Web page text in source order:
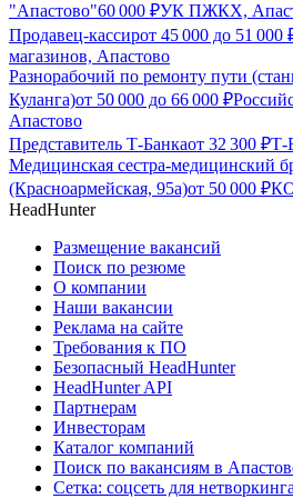
"Апастово"60 000 ₽УК ПЖКХ,
Продавец-кассирот 45 000 до 51 000
магазинов, Апастово
Разнорабочий по ремонту пути
Куланга)от 50 000 до 66 000 ₽
Апастово
Представитель Т-Банкаот 32 300 ₽Т-
Медицинская сестра-медицинский
(Красноармейская, 95а)от 50 000 ₽
HeadHunter
Размещение вакансий
Поиск по резюме
О компании
Наши вакансии
Реклама на сайте
Требования к ПО
Безопасный HeadHunter
HeadHunter API
Партнерам
Инвесторам
Каталог компаний
Поиск по вакансиям в
Сетка: соцсеть для нетворкинга